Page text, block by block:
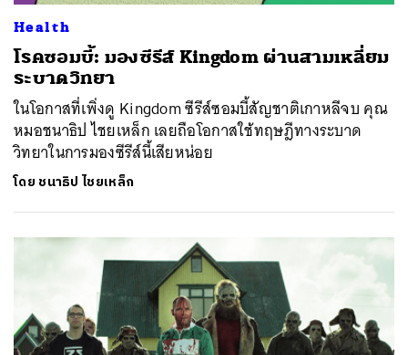
Health
โรคซอมบี้: มองซีรีส์ Kingdom ผ่านสามเหลี่ยม
ระบาดวิทยา
ในโอกาสที่เพิ่งดู Kingdom ซีรีส์ซอมบี้สัญชาติเกาหลีจบ คุณ
หมอชนาธิป ไชยเหล็ก เลยถือโอกาสใช้ทฤษฎีทางระบาด
วิทยาในการมองซีรีส์นี้เสียหน่อย
โดย ชนาธิป ไชยเหล็ก